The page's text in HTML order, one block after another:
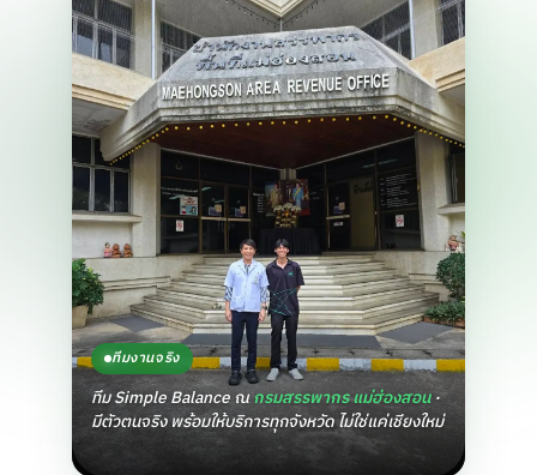
ทีมงานจริง
ทีม Simple Balance ณกรมสรรพากร แม่ฮ่องสอน·
มีตัวตนจริง พร้อมให้บริการทุกจังหวัด ไม่ใช่แค่เชียงใหม่